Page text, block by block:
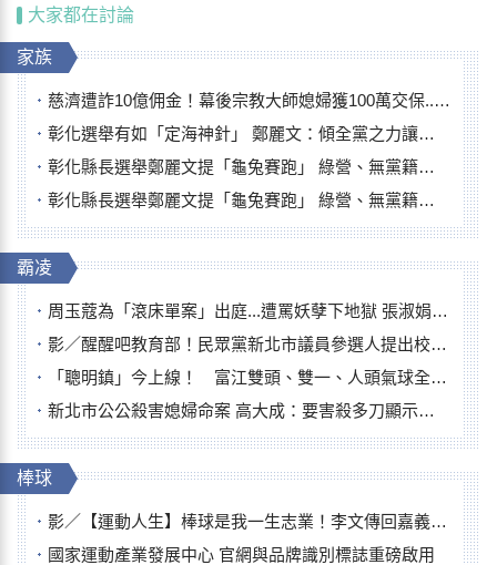
大家都在討論
家族
慈濟遭詐10億佣金！幕後宗教大師媳婦獲100萬交保...快步奔離不發一語
彰化選舉有如「定海神針」 鄭麗文：傾全黨之力讓彰化贏
彰化縣長選舉鄭麗文提「龜兔賽跑」 綠營、無黨籍忙否認是烏龜
彰化縣長選舉鄭麗文提「龜兔賽跑」 綠營、無黨籍忙否認是烏龜
霸凌
周玉蔻為「滾床單案」出庭...遭罵妖孽下地獄 張淑娟批：舌頭殺人有罪
影／醒醒吧教育部！民眾黨新北市議員參選人提出校園反毒防線升級政見
「聰明鎮」今上線！ 富江雙頭、雙一、人頭氣球全登場
新北市公公殺害媳婦命案 高大成：要害殺多刀顯示怨恨深
棒球
影／【運動人生】棒球是我一生志業！李文傳回嘉義扎根點亮KANO精神
國家運動產業發展中心 官網與品牌識別標誌重磅啟用